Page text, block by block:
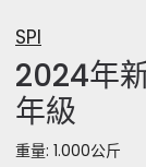
SPI
2024年
年級
重量: 1.000公斤